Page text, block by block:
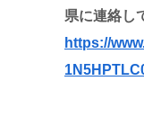
県に連絡し
https://